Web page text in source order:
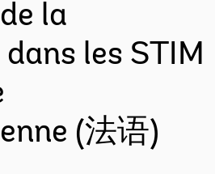
la
les STIM
(法语)